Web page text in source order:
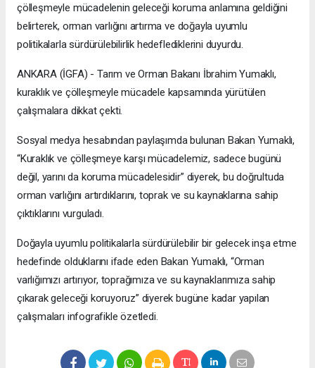
çölleşmeyle mücadelenin geleceği koruma anlamına geldiğini
belirterek, orman varlığını artırma ve doğayla uyumlu
politikalarla sürdürülebilirlik hedeflediklerini duyurdu.
ANKARA (İGFA) - Tarım ve Orman Bakanı İbrahim Yumaklı,
kuraklık ve çölleşmeyle mücadele kapsamında yürütülen
çalışmalara dikkat çekti.
Sosyal medya hesabından paylaşımda bulunan Bakan Yumaklı,
“Kuraklık ve çölleşmeye karşı mücadelemiz, sadece bugünü
değil, yarını da koruma mücadelesidir” diyerek, bu doğrultuda
orman varlığını artırdıklarını, toprak ve su kaynaklarına sahip
çıktıklarını vurguladı.
Doğayla uyumlu politikalarla sürdürülebilir bir gelecek inşa etme
hedefinde olduklarını ifade eden Bakan Yumaklı, “Orman
varlığımızı artırıyor, toprağımıza ve su kaynaklarımıza sahip
çıkarak geleceği koruyoruz” diyerek bugüne kadar yapılan
çalışmaları infografikle özetledi.